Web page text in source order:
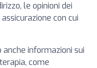
le opinioni dei
con cui
informazioni sui
come